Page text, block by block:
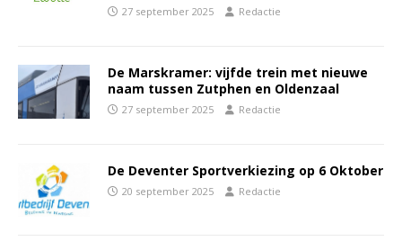
27 september 2025 Redactie
De Marskramer: vijfde trein met nieuwe
naam tussen Zutphen en Oldenzaal
27 september 2025 Redactie
De Deventer Sportverkiezing op 6 Oktober
20 september 2025 Redactie